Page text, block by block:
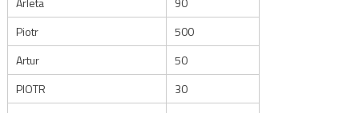
Piotr
500
Artur
50
PIOTR
30